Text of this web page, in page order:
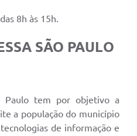
8h às 15h.
SÃO PAULO
Paulo tem por objetivo a
a população do município
de informação e